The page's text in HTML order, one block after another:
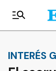
INTERÉS